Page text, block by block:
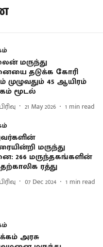
மருந்து
தடுக்க கோரி
முழுவதும் 45 ஆயிரம்
மூடல்
21 May 2026 1 min read
மருந்து
266 மருந்தகங்களின்
ரத்து
07 Dec 2024 1 min read
அரசு